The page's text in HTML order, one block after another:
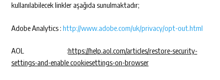
kullanılabilecek linkler aşağıda sunulmaktadır;
Adobe Analytics : http://www.adobe.com/uk/privacy/opt-out.html
AOL :https://help.aol.com/articles/restore-security-
settings-and-enable cookiesettings-on-browser